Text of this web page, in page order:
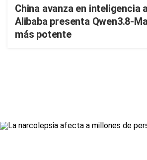
China avanza en inteligencia
Alibaba presenta Qwen3.8-
más potente